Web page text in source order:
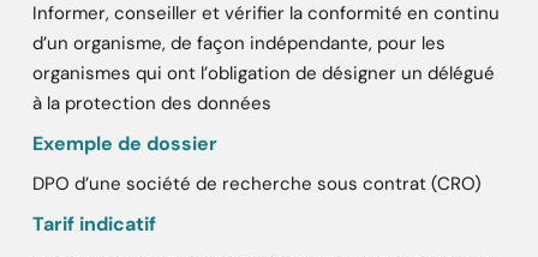
Informer, conseiller et vérifier la conformité en continu
d’un organisme, de façon indépendante, pour les
organismes qui ont l’obligation de désigner un délégué
à la protection des données
Exemple de dossier
DPO d’une société de recherche sous contrat (CRO)
Tarif indicatif